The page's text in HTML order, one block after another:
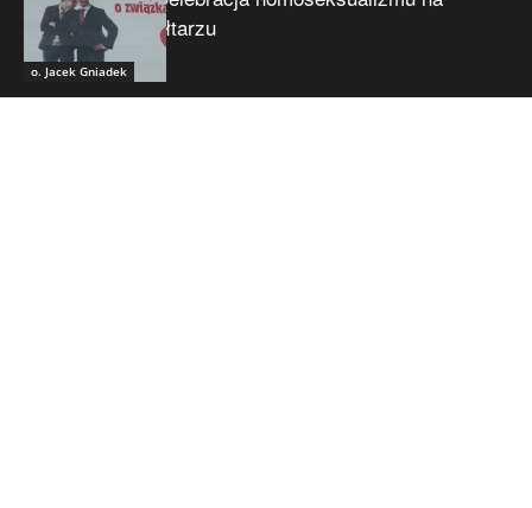
o. Jacek Gniadek
ołtarzu